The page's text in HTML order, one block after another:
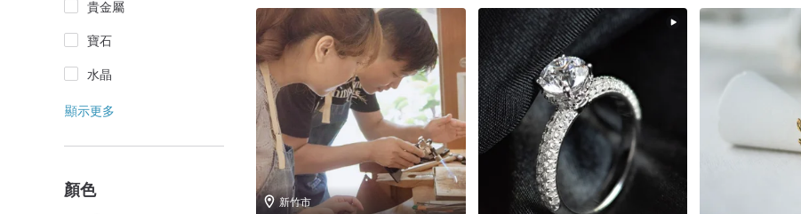
貴金屬
寶石
水晶
顯示更多
顏色
新竹市